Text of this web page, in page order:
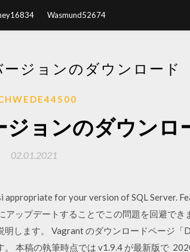
Wasmund52674
ージョンのダウンロード
ジョンのダウンロ
02.01.2021
appropriate for your version of SQL Server.
ップデートすることでこの問題を回避でき
します。 Vagrant のダウンロードページ「
。 本稿の執筆時点では v1.9.4 が最新版で